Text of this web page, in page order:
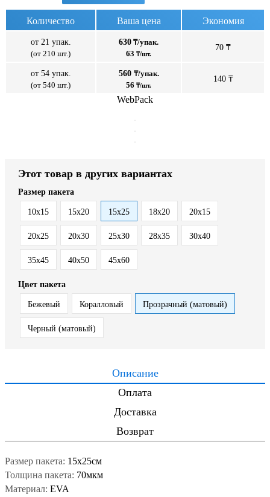
Количество Ваша цена Экономия
от 21 упак.
(от 210 шт.)
630 ₸/упак.
63 ₸/шт.
70 ₸
от 54 упак.
(от 540 шт.)
560 ₸/упак.
56 ₸/шт.
140 ₸
WebPack
Этот товар в других вариантах
Размер пакета
10x15 15x20 15x25 18x20 20x15
20x25 20x30 25x30 28x35 30x40
35x45 40x50 45x60
Цвет пакета
Бежевый Коралловый Прозрачный (матовый)
Черный (матовый)
Описание
Оплата
Доставка
Возврат
Размер пакета: 15x25см
Толщина пакета: 70мкм
Материал: EVA